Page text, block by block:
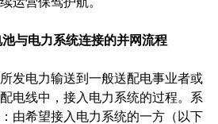
与电力系统连接的并网流程
发电力输送到一般送配电事业者或
电线中，接入电力系统的过程。系
由希望接入电力系统的一方（以下